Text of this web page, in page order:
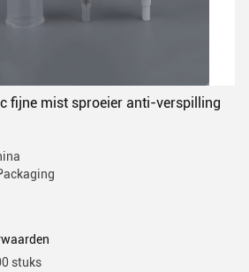
fijne mist sproeier anti-verspilling
stuks